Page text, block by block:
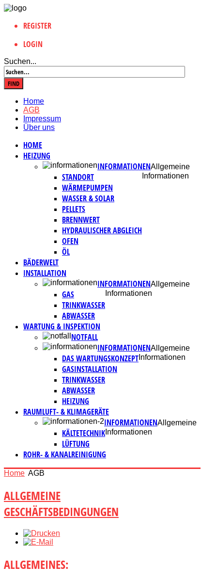
REGISTER
LOGIN
Suchen...
Home
AGB
Impressum
Über uns
HOME
HEIZUNG
INFORMATIONENAllgemeine
Informationen
STANDORT
WÄRMEPUMPEN
WASSER & SOLAR
PELLETS
BRENNWERT
HYDRAULISCHER ABGLEICH
OFEN
ÖL
BÄDERWELT
INSTALLATION
INFORMATIONENAllgemeine
Informationen
GAS
TRINKWASSER
ABWASSER
WARTUNG & INSPEKTION
NOTFALL
INFORMATIONENAllgemeine
Informationen
DAS WARTUNGSKONZEPT
GASINSTALLATION
TRINKWASSER
ABWASSER
HEIZUNG
RAUMLUFT- & KLIMAGERÄTE
INFORMATIONENAllgemeine
Informationen
KÄLTETECHNIK
LÜFTUNG
ROHR- & KANALREINIGUNG
Home AGB
ALLGEMEINE
GESCHÄFTSBEDINGUNGEN
ALLGEMEINES: